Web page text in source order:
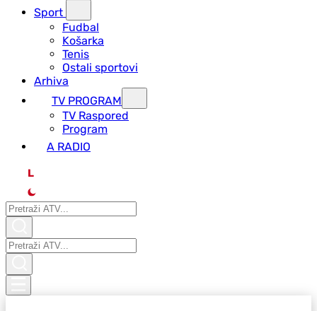
Sport
Fudbal
Košarka
Tenis
Ostali sportovi
Arhiva
TV PROGRAM
ТV Raspored
Program
A RADIO
L